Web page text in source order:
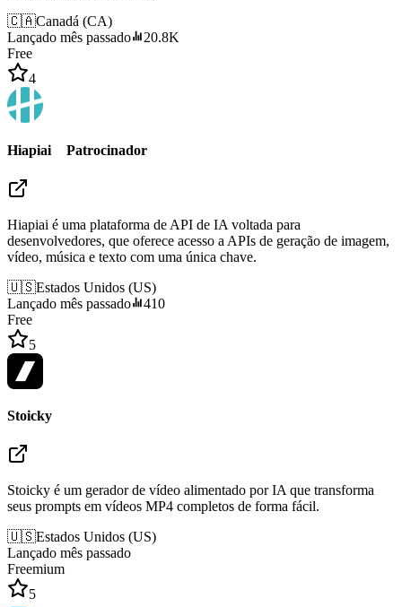
🇨🇦Canadá (CA)
Lançado mês passado
20.8K
Free
4
Hiapiai Patrocinador
Hiapiai é uma plataforma de API de IA voltada para
desenvolvedores, que oferece acesso a APIs de geração de imagem,
vídeo, música e texto com uma única chave.
🇺🇸Estados Unidos (US)
Lançado mês passado
410
Free
5
Stoicky
Stoicky é um gerador de vídeo alimentado por IA que transforma
seus prompts em vídeos MP4 completos de forma fácil.
🇺🇸Estados Unidos (US)
Lançado mês passado
Freemium
5